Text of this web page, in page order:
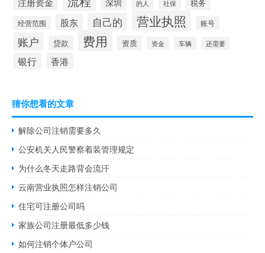
的人 社保 税务
经营范围 股东 自己的 营业执照 账号
账户 贷款 费用 资质 资金 车辆 还需要
银行 香港
猜你想看的文章
解除公司注销需要多久
公安机关人民警察着装管理规定
为什么冬天走路背会流汗
云南营业执照怎样注销公司
住宅可注册公司吗
家族公司注册最低多少钱
如何注销个体户公司